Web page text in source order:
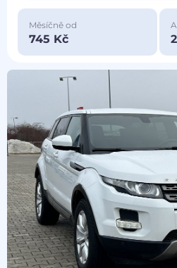
Měsíčně od
745 Kč